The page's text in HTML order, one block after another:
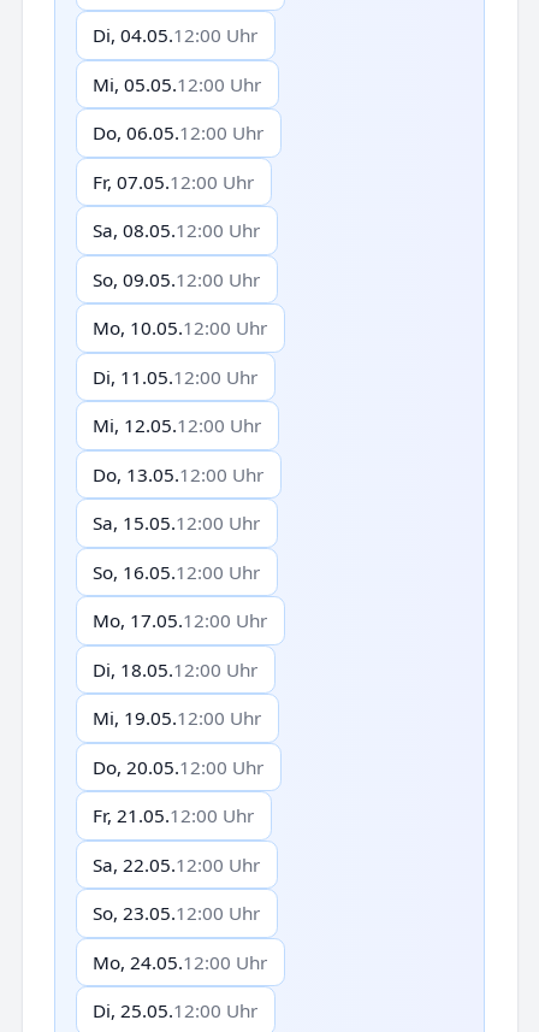
Di, 04.05.12:00 Uhr
Mi, 05.05.12:00 Uhr
Do, 06.05.12:00 Uhr
Fr, 07.05.12:00 Uhr
Sa, 08.05.12:00 Uhr
So, 09.05.12:00 Uhr
Mo, 10.05.12:00 Uhr
Di, 11.05.12:00 Uhr
Mi, 12.05.12:00 Uhr
Do, 13.05.12:00 Uhr
Sa, 15.05.12:00 Uhr
So, 16.05.12:00 Uhr
Mo, 17.05.12:00 Uhr
Di, 18.05.12:00 Uhr
Mi, 19.05.12:00 Uhr
Do, 20.05.12:00 Uhr
Fr, 21.05.12:00 Uhr
Sa, 22.05.12:00 Uhr
So, 23.05.12:00 Uhr
Mo, 24.05.12:00 Uhr
Di, 25.05.12:00 Uhr